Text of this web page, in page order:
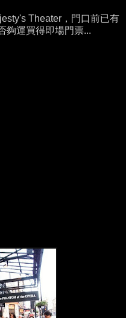
Theater，門口前已有
夠運買得即場門票...